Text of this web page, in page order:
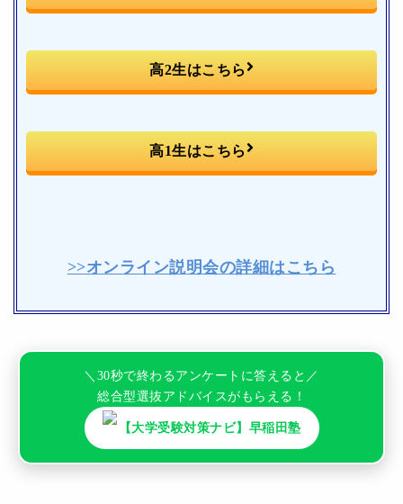
高2生はこちら
高1生はこちら
>>オンライン説明会の詳細はこちら
＼30秒で終わるアンケートに答えると／
総合型選抜アドバイスがもらえる！
【大学受験対策ナビ】早稲田塾